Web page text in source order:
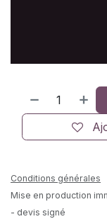
Conditions générales
Mise en production
- devis signé